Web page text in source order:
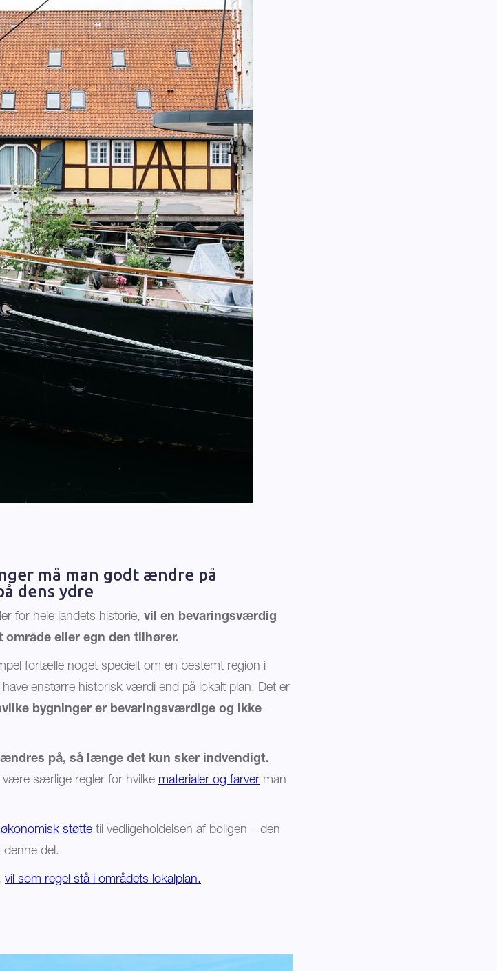
må man godt ændre på
dens ydre
for hele landets historie, vil en bevaringsværdig
eller egn den tilhører.
fortælle noget specielt om en bestemt region i
have enstørre historisk værdi end på lokalt plan. Det er
bygninger er bevaringsværdige og ikke
på, så længe det kun sker indvendigt.
være særlige regler for hvilke materialer og farver man
støtte til vedligeholdelsen af boligen – den
denne del.
vil som regel stå i områdets lokalplan.